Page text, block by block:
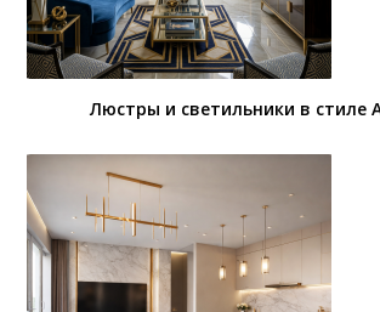
Люстры и светильники в стиле